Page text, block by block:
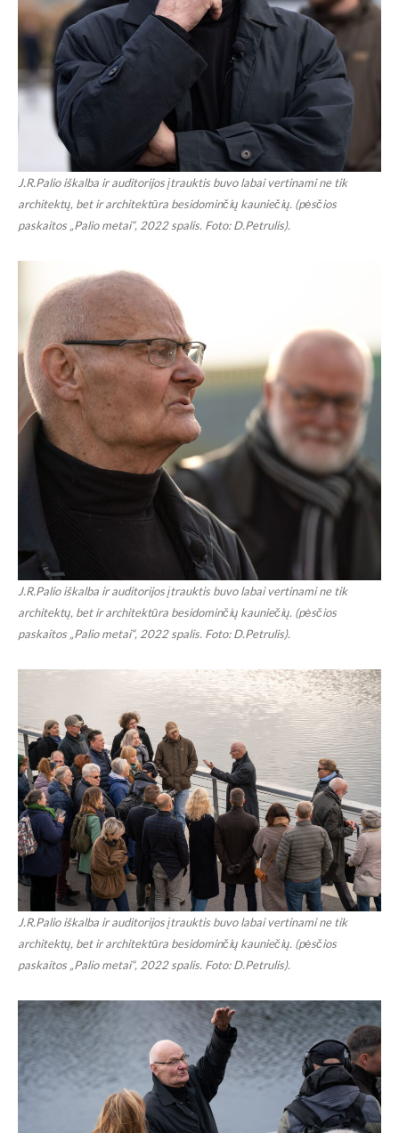
J.R.Palio iškalba ir auditorijos įtrauktis buvo labai vertinami ne tik
architektų, bet ir architektūra besidominčių kauniečių. (pėsčios
paskaitos „Palio metai“, 2022 spalis. Foto: D.Petrulis).
J.R.Palio iškalba ir auditorijos įtrauktis buvo labai vertinami ne tik
architektų, bet ir architektūra besidominčių kauniečių. (pėsčios
paskaitos „Palio metai“, 2022 spalis. Foto: D.Petrulis).
J.R.Palio iškalba ir auditorijos įtrauktis buvo labai vertinami ne tik
architektų, bet ir architektūra besidominčių kauniečių. (pėsčios
paskaitos „Palio metai“, 2022 spalis. Foto: D.Petrulis).